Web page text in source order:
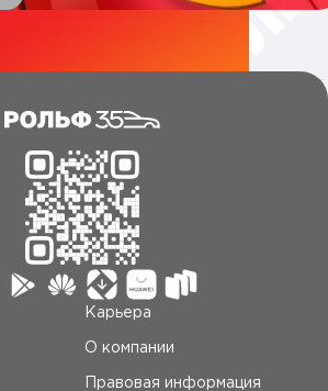
Карьера
О компании
Правовая информация